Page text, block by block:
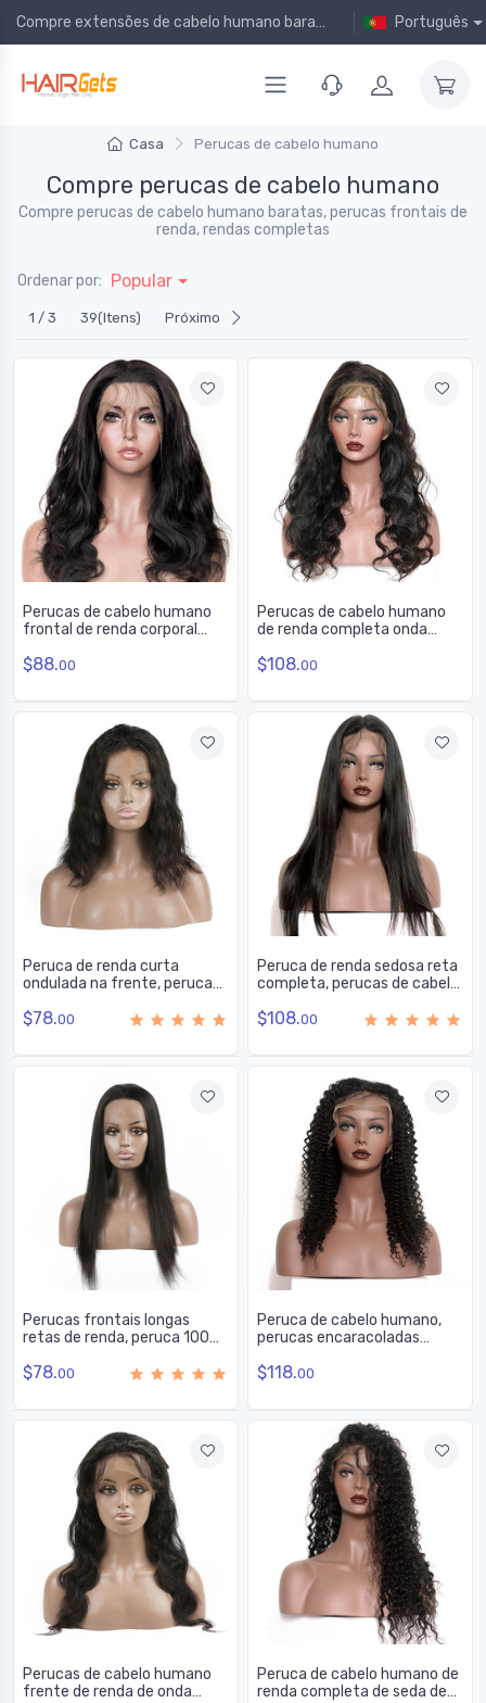
Compre extensões de cabelo humano baratas online! Português
Casa Perucas de cabelo humano
Compre perucas de cabelo humano
Compre perucas de cabelo humano baratas, perucas frontais de
renda, rendas completas
Ordenar por: Popular
1 / 3 39(Itens) Próximo
Perucas de cabelo humano
frontal de renda corporal
28 polegadas
$88.00
Perucas de cabelo humano
de renda completa onda
10-30 polegadas
$108.00
Peruca de renda curta
ondulada na frente, perucas
polegadas para mulheres
$78.00
Peruca de renda sedosa reta
completa, perucas de cabelo
polegadas
$108.00
Perucas frontais longas
retas de renda, peruca 100%
polegadas
$78.00
Peruca de cabelo humano,
perucas encaracoladas
seda, 14-30 polegadas
$118.00
Perucas de cabelo humano
frente de renda de onda
Peruca de cabelo humano de
renda completa de seda de